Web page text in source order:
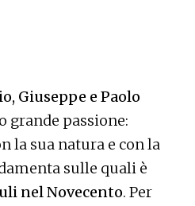
Giuseppe e Paolo
grande passione:
la sua natura e con la
sulle quali è
nel Novecento. Per